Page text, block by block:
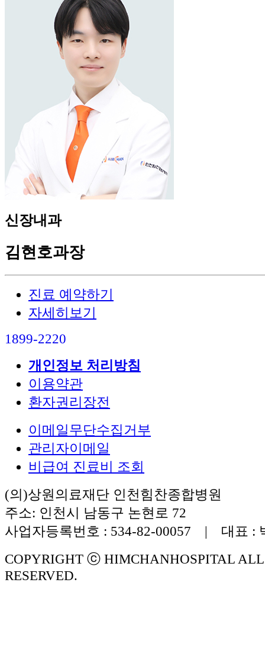
신장내과
김현호과장
진료 예약하기
자세히보기
1899-2220
개인정보 처리방침
이용약관
환자권리장전
이메일무단수집거부
관리자이메일
비급여 진료비 조회
(의)상원의료재단 인천힘찬종합병원
주소: 인천시 남동구 논현로 72
사업자등록번호 : 534-82-00057 | 대표 :
COPYRIGHT ⓒ HIMCHANHOSPITAL
RESERVED.